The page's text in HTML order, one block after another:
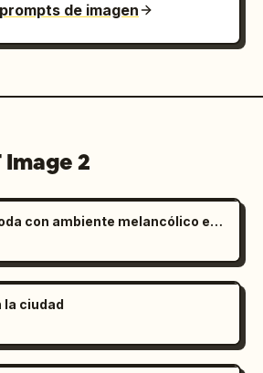
de imagen
Image 2
Fotograma de moda con ambiente melancólico en salar
la ciudad